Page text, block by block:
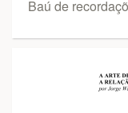
Baú de